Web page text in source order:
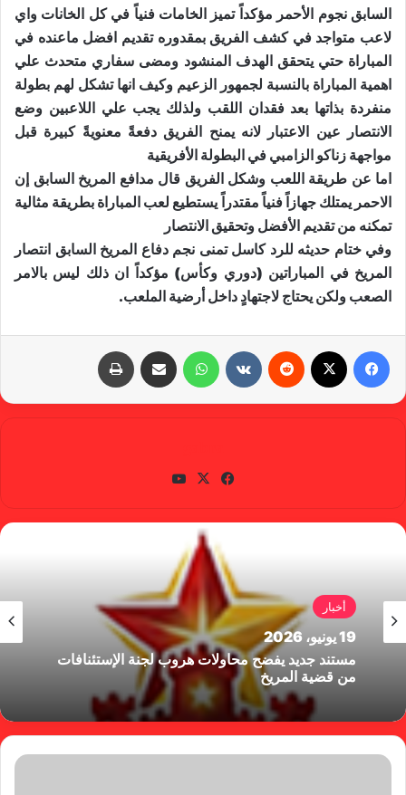
السابق نجوم الأحمر مؤكداً تميز الخامات فنياً في كل الخانات واي
لاعب متواجد في كشف الفريق بمقدوره تقديم افضل ماعنده في
المباراة حتي يتحقق الهدف المنشود ومضى سفاري متحدث علي
اهمية المباراة بالنسبة لجمهور الزعيم وكيف انها تشكل لهم بطولة
منفردة بذاتها بعد فقدان اللقب ولذلك يجب علي اللاعبين وضع
الانتصار عين الاعتبار لانه يمنح الفريق دفعةً معنويةً كبيرة قبل
مواجهة زناكو الزامبي في البطولة الأفريقية
اما عن طريقة اللعب وشكل الفريق قال مدافع المريخ السابق إن
الاحمر يمتلك جهازاً فنياً مقتدراً يستطيع لعب المباراة بطريقة مثالية
تمكنه من تقديم الأفضل وتحقيق الانتصار
وفي ختام حديثه للرد كاسل تمنى نجم دفاع المريخ السابق انتصار
المريخ في المباراتين (دوري وكأس) مؤكداً ان ذلك ليس بالامر
الصعب ولكن يحتاج لاجتهادٍ داخل أرضية الملعب.
واتساب
في
وك
X
أخبار
19 يونيو، 2026
مستند جديد يفضح محاولات هروب لجنة الإستئنافات
من قضية المريخ